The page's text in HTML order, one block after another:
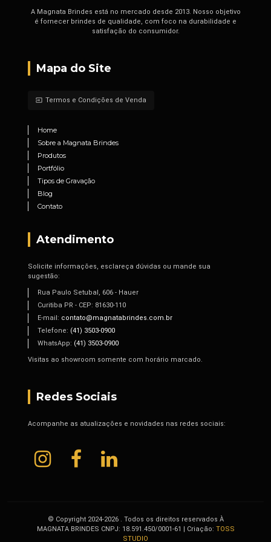
A Magnata Brindes está no mercado desde 2013. Nosso objetivo
é fornecer brindes de qualidade, com foco na durabilidade e
satisfação do consumidor.
Mapa do Site
input Termos e Condições de Venda
Home
Sobre a Magnata Brindes
Produtos
Portfólio
Tipos de Gravação
Blog
Contato
Atendimento
Solicite informações, esclareça dúvidas ou mande sua
sugestão:
Rua Paulo Setubal, 606 - Hauer
Curitiba PR - CEP: 81630-110
E-mail: contato@magnatabrindes.com.br
Telefone: (41) 3503-0900
WhatsApp: (41) 3503-0900
Visitas ao showroom somente com horário marcado.
Redes Sociais
Acompanhe as atualizações e novidades nas redes sociais:
© Copyright 2024-2026 . Todos os direitos reservados À
MAGNATA BRINDES CNPJ: 18.591.450/0001-61 | Criação: TOSS
STUDIO